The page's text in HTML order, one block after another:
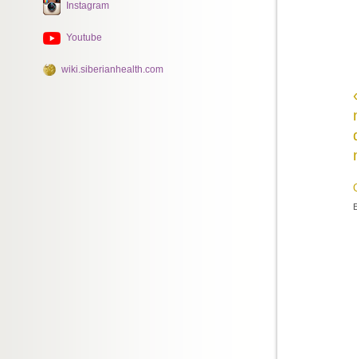
Instagram
Youtube
wiki.siberianhealth.com